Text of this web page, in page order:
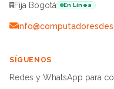
Fija Bogotá
En Línea
SÍGUENOS
Redes y WhatsApp para